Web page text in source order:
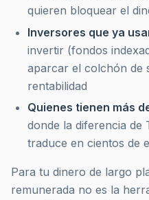
quieren bloquear el
Inversores que ya
invertir (fondos
aparcar el colchón de
rentabilidad
Quienes tienen más
donde la diferencia de
traduce en cientos de
Para tu dinero de largo
remunerada no es la